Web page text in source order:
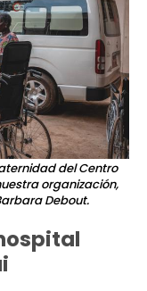
del Centro
organización,
Debout.